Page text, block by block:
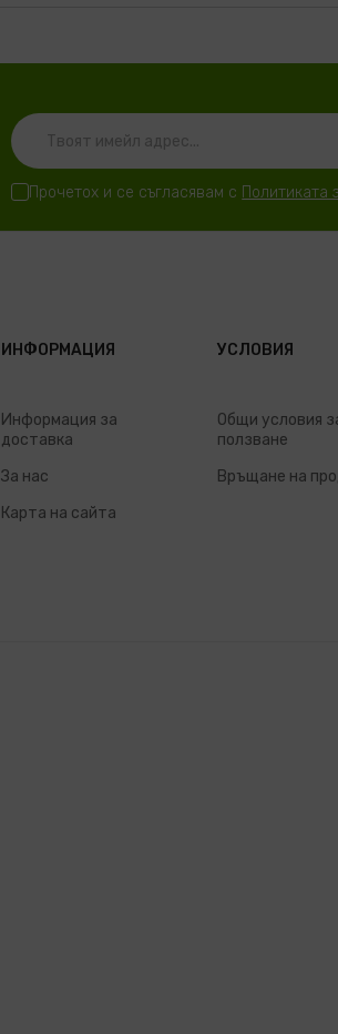
Прочетох и се съгласявам с Политиката
ИНФОРМАЦИЯ
Информация за
доставка
За нас
Карта на сайта
УСЛОВИЯ
Общи условия
ползване
Връщане на